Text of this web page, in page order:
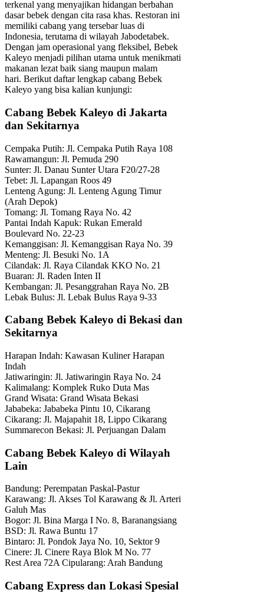
terkenal yang menyajikan hidangan berbahan
dasar bebek dengan cita rasa khas. Restoran ini
memiliki cabang yang tersebar luas di
Indonesia, terutama di wilayah Jabodetabek.
Dengan jam operasional yang fleksibel, Bebek
Kaleyo menjadi pilihan utama untuk menikmati
makanan lezat baik siang maupun malam
hari. Berikut daftar lengkap cabang Bebek
Kaleyo yang bisa kalian kunjungi:
Cabang Bebek Kaleyo di Jakarta
dan Sekitarnya
Cempaka Putih: Jl. Cempaka Putih Raya 108
Rawamangun: Jl. Pemuda 290
Sunter: Jl. Danau Sunter Utara F20/27-28
Tebet: Jl. Lapangan Roos 49
Lenteng Agung: Jl. Lenteng Agung Timur
(Arah Depok)
Tomang: Jl. Tomang Raya No. 42
Pantai Indah Kapuk: Rukan Emerald
Boulevard No. 22-23
Kemanggisan: Jl. Kemanggisan Raya No. 39
Menteng: Jl. Besuki No. 1A
Cilandak: Jl. Raya Cilandak KKO No. 21
Buaran: Jl. Raden Inten II
Kembangan: Jl. Pesanggrahan Raya No. 2B
Lebak Bulus: Jl. Lebak Bulus Raya 9-33
Cabang Bebek Kaleyo di Bekasi dan
Sekitarnya
Harapan Indah: Kawasan Kuliner Harapan
Indah
Jatiwaringin: Jl. Jatiwaringin Raya No. 24
Kalimalang: Komplek Ruko Duta Mas
Grand Wisata: Grand Wisata Bekasi
Jababeka: Jababeka Pintu 10, Cikarang
Cikarang: Jl. Majapahit 18, Lippo Cikarang
Summarecon Bekasi: Jl. Perjuangan Dalam
Cabang Bebek Kaleyo di Wilayah
Lain
Bandung: Perempatan Paskal-Pastur
Karawang: Jl. Akses Tol Karawang & Jl. Arteri
Galuh Mas
Bogor: Jl. Bina Marga I No. 8, Baranangsiang
BSD: Jl. Rawa Buntu 17
Bintaro: Jl. Pondok Jaya No. 10, Sektor 9
Cinere: Jl. Cinere Raya Blok M No. 77
Rest Area 72A Cipularang: Arah Bandung
Cabang Express dan Lokasi Spesial